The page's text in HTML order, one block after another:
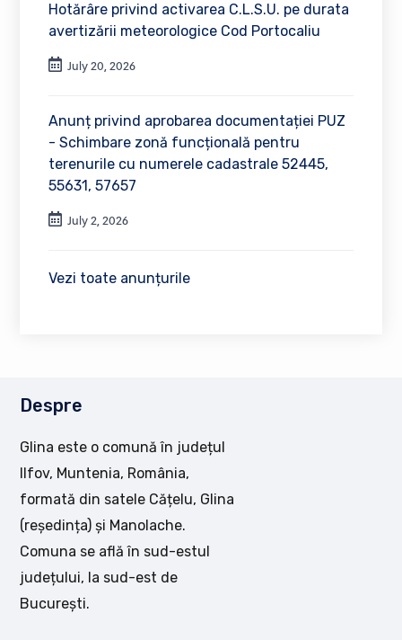
Hotărâre privind activarea C.L.S.U. pe durata
avertizării meteorologice Cod Portocaliu
July 20, 2026
Anunț privind aprobarea documentației PUZ
- Schimbare zonă funcțională pentru
terenurile cu numerele cadastrale 52445,
55631, 57657
July 2, 2026
Vezi toate anunțurile
Despre
Glina este o comună în județul
Ilfov, Muntenia, România,
formată din satele Cățelu, Glina
(reședința) și Manolache.
Comuna se află în sud-estul
județului, la sud-est de
București.